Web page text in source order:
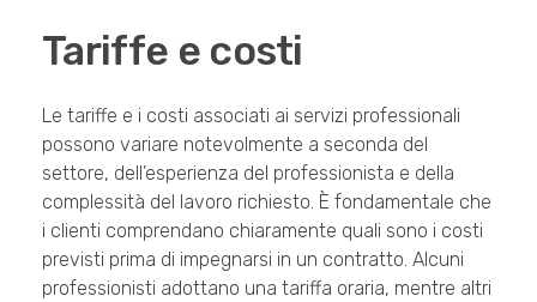
Tariffe e costi
Le tariffe e i costi associati ai servizi professionali
possono variare notevolmente a seconda del
settore, dell’esperienza del professionista e della
complessità del lavoro richiesto. È fondamentale che
i clienti comprendano chiaramente quali sono i costi
previsti prima di impegnarsi in un contratto. Alcuni
professionisti adottano una tariffa oraria, mentre altri